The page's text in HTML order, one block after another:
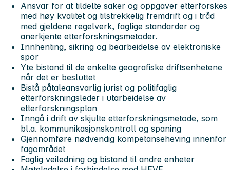
Ansvar for at tildelte saker og oppgaver etterforskes
med høy kvalitet og tilstrekkelig fremdrift og i tråd
med gjeldene regelverk, faglige standarder og
anerkjente etterforskningsmetoder.
Innhenting, sikring og bearbeidelse av elektroniske
spor
Yte bistand til de enkelte geografiske driftsenhetene
når det er besluttet
Bistå påtaleansvarlig jurist og politifaglig
etterforskningsleder i utarbeidelse av
etterforskningsplan
Inngå i drift av skjulte etterforskningsmetode, som
bl.a. kommunikasjonskontroll og spaning
Gjennomføre nødvendig kompetanseheving innenfor
fagområdet
Faglig veiledning og bistand til andre enheter